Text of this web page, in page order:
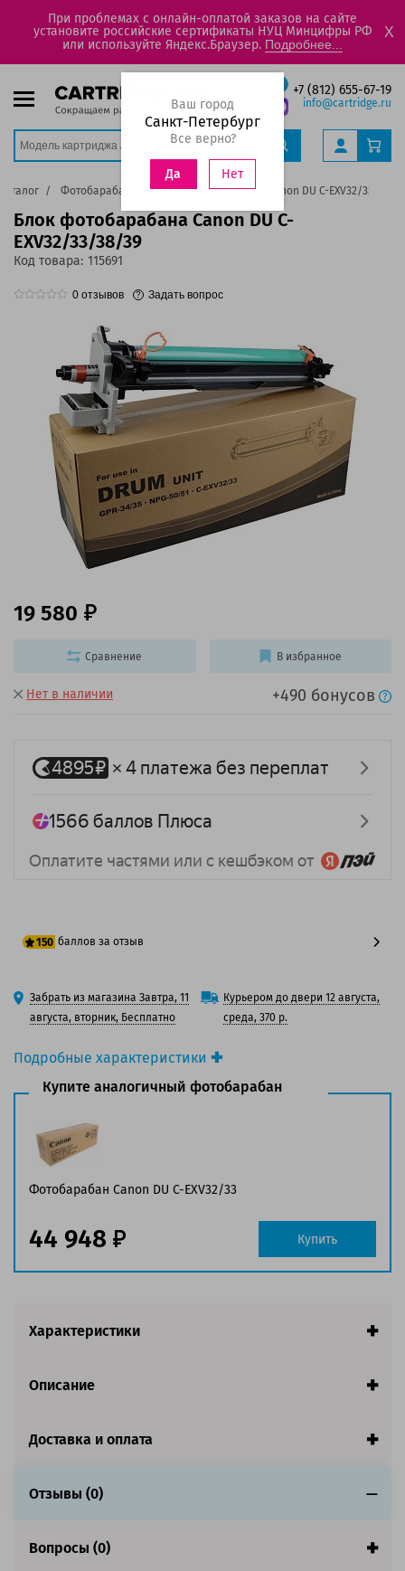
При проблемах с онлайн-оплатой заказов на сайте
установите российские сертификаты НУЦ Минцифры РФ
или используйте Яндекс.Браузер. Подробнее...
X
+7 (812) 655-67-19
info@cartridge.ru
Ваш город
Санкт-Петербург
Все верно?
Да Нет
Фотобарабаны Блок фотобарабана Canon DU C-EXV32/33/38/
Блок фотобарабана Canon DU C-
EXV32/33/38/39
Код товара: 115691
0 отзывов Задать вопрос
Подробные характеристики
Производитель принтера:Canon
Оригинальность:
Ресурс:169 000/ 140 000 страниц формата А4 при
5% заполнении страницы.
Совместим с аппаратами
Нет в наличии +490 бонусов
19 580
150 баллов за отзыв
125 баллов
150 баллов
Забрать из магазина Завтра, 11
августа, вторник, Бесплатно
Курьером до двери 12 августа,
среда, 370 р.
Сравнение В избранное
Купите аналогичный фотобарабан
Фотобарабан Canon DU C-EXV32/33
44 948 Купить
Характеристики
Описание
Доставка и оплата
Отзывы (0)
Вопросы (0)